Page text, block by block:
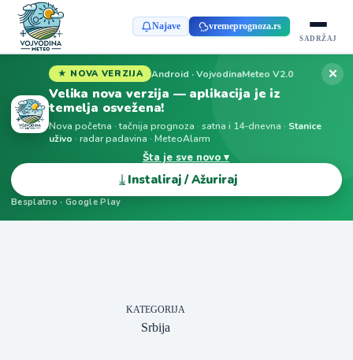
Najave vremeprognoza.rs
SADRŽAJ
★ NOVA VERZIJA Android · VojvodinaMeteo V2.0
Velika nova verzija — aplikacija je iz
temelja osvežena!
Nova početna · tačnija prognoza · satna i 14-dnevna · Stanice
uživo · radar padavina · MeteoAlarm
Šta je sve novo ▾
⤓ Instaliraj / Ažuriraj
Besplatno · Google Play
✕
KATEGORIJA
Srbija